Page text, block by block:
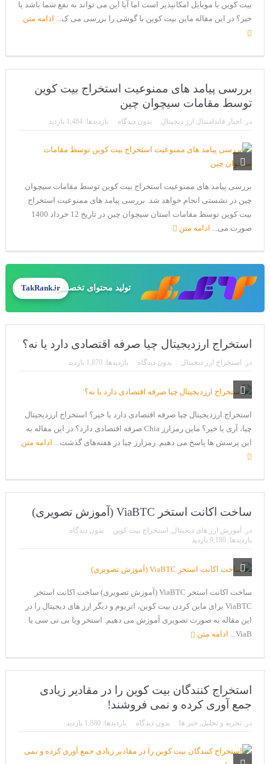
بیت کوین با موبایل امکانپذیر است اما آیا این می تواند به نفع شما باشد یا
خیر؟ در این مقاله ماین بیت کوین با گوشی را بررسی می ک... ادامه متن
بررسی پیامد های ممنوعیت استخراج بیت کوین
توسط مقامات سیچوان چین
در: اخبار فاندامنتال ارز دیجیتال بدون دیدگاه بازدیدها: 1,484 بازدید
بررسی پیامد های ممنوعیت استخراج بیت کوین توسط مقامات سیچوان
چین در نشستی انجام خواهد شد. بررسی پیامد های ممنوعیت استخراج
بیت کوین توسط مقامات استان سیچوان چین در تاریخ 12 خرداد 1400
صورت می...
ادامه متن
تولید محتوای تخصصیTakRank.ir
استخراج ارزدیجیتال چیا صرفه اقتصادی دارد یا نه؟
در: استخراج ارز دیجیتال بدون دیدگاه بازدیدها: 1,870 بازدید
استخراج ارزدیجیتال چیا صرفه اقتصادی دارد یا خیر؟ استخراج ارزدیجیتال
چیا، آری یا خیر؟ ماین رمزارز Chia صرفه اقتصادی دارد؟ در این مقاله به
این پرسش ها پاسخ می دهیم. رمزارز چیا در هفته‌های گذشت...
ادامه متن
ساخت اکانت استخر ViaBTC (آموزش تصویری)
در: آموزش ارز های دیجیتال, استخراج بیت کوین
بدون دیدگاه
بازدیدها: 9,180 بازدید
ساخت اکانت استخر ViaBTC (آموزش تصویری) ساخت اکانت استخر
ViaBTC برای ماین کردن بیت کوین، اتریوم و دیگر ارز های دیجیتال را در
این مقاله به صورت تصویری آموزش می دهیم. استخر ویا بی تی سی یا
ViaB...
ادامه متن
استخراج کنندگان بیت کوین را در مقادیر زیادی
جمع آوری کرده و نمی فروشند!
در: تجزیه و تحلیل خبر ها بدون دیدگاه بازدیدها: 1,880 بازدید